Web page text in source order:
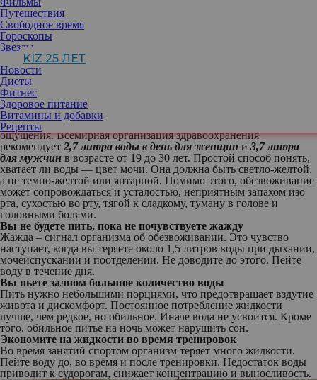
Путешествия
Свободное время
Гороскопы
Звезды
KIZ 25 ЛЕТ
Новости
Диеты
Фитнес
Здоровое питание
Витамины и добавки
Рецепты
некоторых заболеваниях), что повышает риск обезвоживания.
Недостаток воды может ухудшить физическое и умственное
состояние, вплоть до проблем с почками.
Однако многие люди не осознают важность правильной
гидратации и совершают ошибки. Например, считают, что
несколько стаканов воды в день достаточно. На самом деле,
потребление жидкости должно соответствовать
индивидуальным потребностям организма.
Миф об обязательных 2-х литрах воды в день
Потребность в воде индивидуальна. Она зависит от веса,
возраста, активности и климата. Ориентируйтесь на свои
ощущения. Всемирная организация здравоохранения
рекомендует 2,7 литра воды в день для женщин и 3,7 литра
для мужчин в возрасте от 19 до 30 лет. Простой способ понять,
хватает ли воды — цвет мочи. Она должна быть светло-желтой,
а не темно-желтой или янтарной. Помимо этого, обезвоживание
может сопровождаться и усталостью, неприятным запахом изо
рта, сухостью во рту, тягой к сладкому, туману в голове и
головными болями.
Вы не будете пить, пока не почувствуете жажду
Жажда – сигнал организма об обезвоживании. Это чувство
наступает, когда вы теряете около 1,5 литров воды при дыхании,
мочеиспускании и поотделении. Не доводите до этого. Пейте
воду в течение дня.
Вы пьете залпом большое количество воды
Пить нужно небольшими порциями, что предотвращает вздутие
живота и дискомфорт. Постоянное потребление жидкости
лучше, чем редкое, но обильное. Иначе вода не усвоится. Кроме
того, обильное питье на ночь может нарушить сон.
Экономите на жидкости во время тренировок
Во время занятий спортом организм теряет много жидкости.
Пейте воду до, во время и после тренировки. Недостаток воды
приводит к судорогам, снижает концентрацию и выносливость.